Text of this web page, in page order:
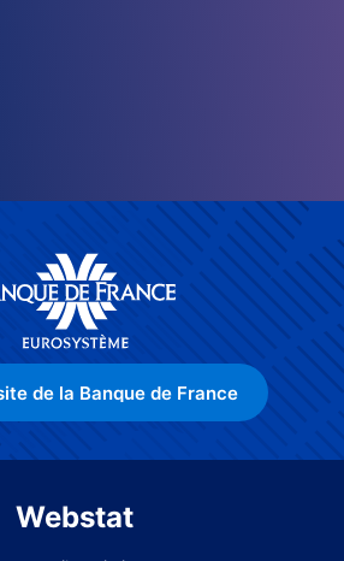
de la Banque de France
Webstat